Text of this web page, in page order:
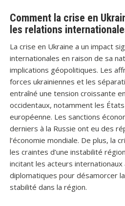
Comment la crise en
les relations
La crise en Ukraine a un impact
internationales en raison de sa
implications géopolitiques. Les
forces ukrainiennes et les
entraîné une tension croissante
occidentaux, notamment les
européenne. Les sanctions
derniers à la Russie ont eu des
l’économie mondiale. De plus, la
les craintes d’une instabilité
incitant les acteurs
diplomatiques pour désamorcer
stabilité dans la région.